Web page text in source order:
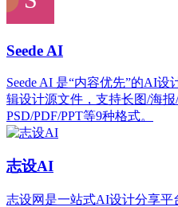
Seede AI
Seede AI 是“内容优先”的AI
辑设计源文件，支持长图/海报
PSD/PDF/PPT等9种格式。
志设AI
志设网是一站式AI设计分享平